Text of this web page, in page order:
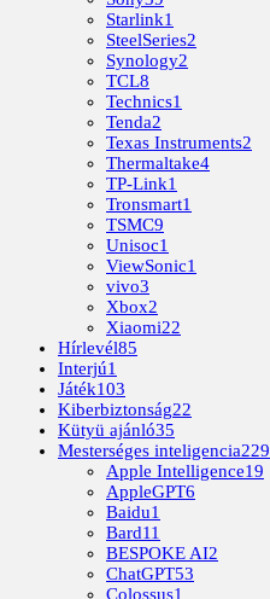
Starlink1
SteelSeries2
Synology2
TCL8
Technics1
Tenda2
Texas Instruments2
Thermaltake4
TP-Link1
Tronsmart1
TSMC9
Unisoc1
ViewSonic1
vivo3
Xbox2
Xiaomi22
Hírlevél85
Interjú1
Játék103
Kiberbiztonság22
Kütyü ajánló35
Mesterséges inteligencia229
Apple Intelligence19
AppleGPT6
Baidu1
Bard11
BESPOKE AI2
ChatGPT53
Colossus1